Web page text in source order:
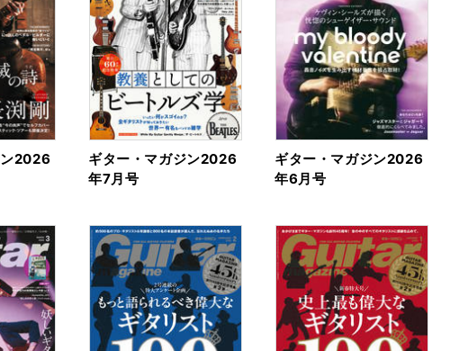
2026
ギター・マガジン2026
年7月号
ギター・マガジン2026
年6月号